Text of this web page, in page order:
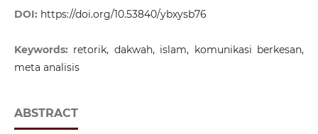
DOI: https://doi.org/10.53840/ybxysb76
Keywords: retorik, dakwah, islam, komunikasi berkesan,
meta analisis
ABSTRACT